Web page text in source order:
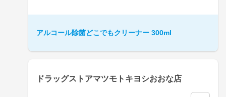
アルコール除菌どこでもクリーナー 300ml
ドラッグストアマツモトキヨシおおな店